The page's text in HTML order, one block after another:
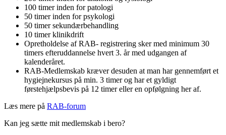
100 timer inden for patologi
50 timer inden for psykologi
50 timer sekundærbehandling
10 timer klinikdrift
Opretholdelse af RAB- registrering sker med minimum 30
timers efteruddannelse hvert 3. år med udgangen af
kalenderåret.
RAB-Medlemskab kræver desuden at man har gennemført et
hygiejnekursus på min. 3 timer og har et gyldigt
førstehjælpsbevis på 12 timer eller en opfølgning her af.
Læs mere på RAB-forum
Kan jeg sætte mit medlemskab i bero?